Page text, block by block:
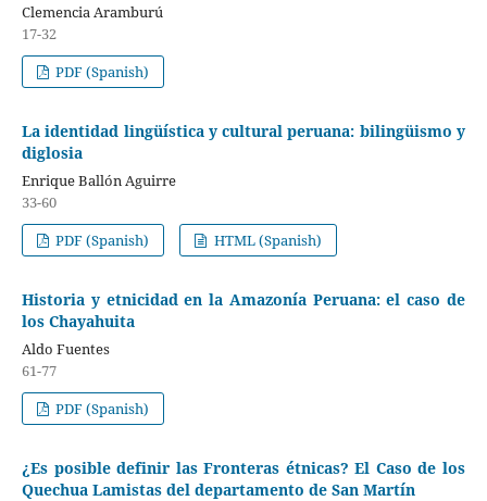
Clemencia Aramburú
17-32
PDF (Spanish)
La identidad lingüística y cultural peruana: bilingüismo y
diglosia
Enrique Ballón Aguirre
33-60
PDF (Spanish)
HTML (Spanish)
Historia y etnicidad en la Amazonía Peruana: el caso de
los Chayahuita
Aldo Fuentes
61-77
PDF (Spanish)
¿Es posible definir las Fronteras étnicas? El Caso de los
Quechua Lamistas del departamento de San Martín